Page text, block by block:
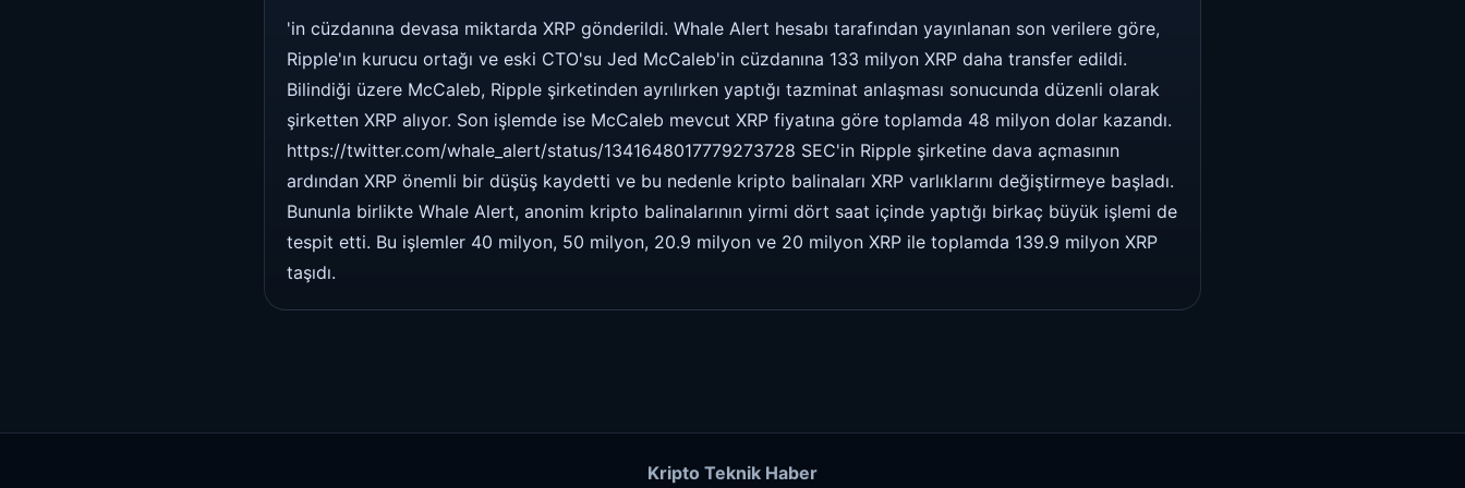
'in cüzdanına devasa miktarda XRP gönderildi. Whale Alert hesabı tarafından yayınlanan son verilere göre,
Ripple'ın kurucu ortağı ve eski CTO'su Jed McCaleb'in cüzdanına 133 milyon XRP daha transfer edildi.
Bilindiği üzere McCaleb, Ripple şirketinden ayrılırken yaptığı tazminat anlaşması sonucunda düzenli olarak
şirketten XRP alıyor. Son işlemde ise McCaleb mevcut XRP fiyatına göre toplamda 48 milyon dolar kazandı.
https://twitter.com/whale_alert/status/1341648017779273728 SEC'in Ripple şirketine dava açmasının
ardından XRP önemli bir düşüş kaydetti ve bu nedenle kripto balinaları XRP varlıklarını değiştirmeye başladı.
Bununla birlikte Whale Alert, anonim kripto balinalarının yirmi dört saat içinde yaptığı birkaç büyük işlemi de
tespit etti. Bu işlemler 40 milyon, 50 milyon, 20.9 milyon ve 20 milyon XRP ile toplamda 139.9 milyon XRP
taşıdı.
Kripto Teknik Haber